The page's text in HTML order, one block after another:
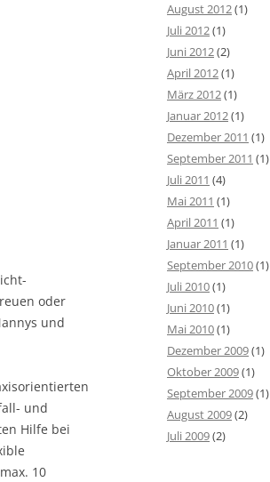
oder
und
und
Hilfe bei
10
August 2012(1)
Juli 2012(1)
Juni 2012(2)
April 2012(1)
März 2012(1)
Januar 2012(1)
Dezember 2011 (1)
September 2011 (1)
Juli 2011 (4)
Mai 2011 (1)
April 2011 (1)
Januar 2011 (1)
September 2010(1)
Juli 2010(1)
Juni 2010(1)
Mai 2010(1)
Dezember 2009(1)
Oktober 2009(1)
September 2009(1)
August 2009(2)
Juli 2009(2)